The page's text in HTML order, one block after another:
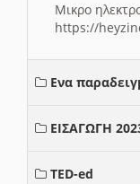
Μικρο
https://
Ενα
ΕΙΣΑΓΩΓΗ
TED-ed